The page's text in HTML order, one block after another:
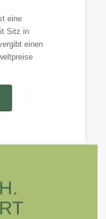
eine
Sitz in
einen